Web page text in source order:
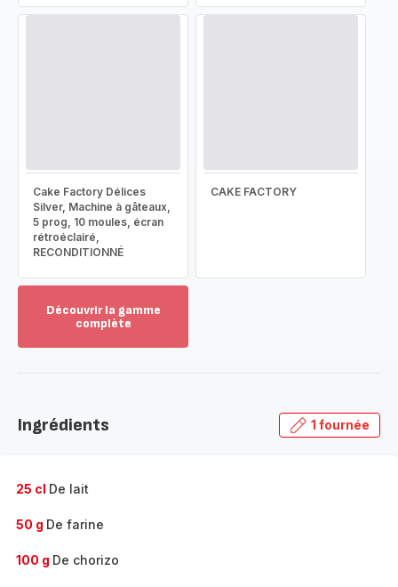
Cake Factory Délices
Silver, Machine à gâteaux,
5 prog, 10 moules, écran
rétroéclairé,
RECONDITIONNÉ
CAKE FACTORY
Découvrir la gamme
complète
gamme
Ingrédients 1 fournée
25 cl De lait
50 g De farine
100 g De chorizo